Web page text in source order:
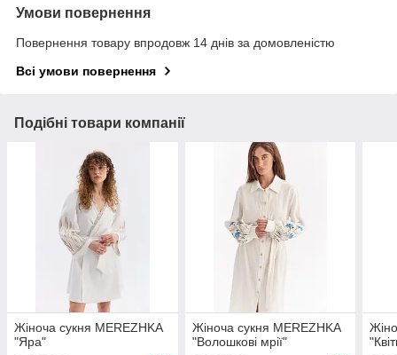
Умови повернення
Повернення товару впродовж 14 днів за домовленістю
Всі умови повернення
Подібні товари компанії
Жіноча сукня MEREZHKA
"Яра"
Жіноча сукня MEREZHKA
"Волошкові мрії"